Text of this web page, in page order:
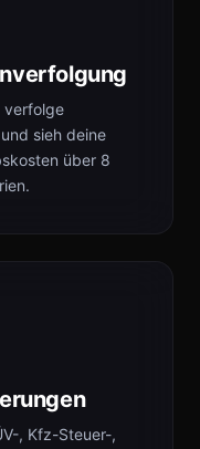
verfolge
sieh deine
über 8
, Kfz-Steuer-,